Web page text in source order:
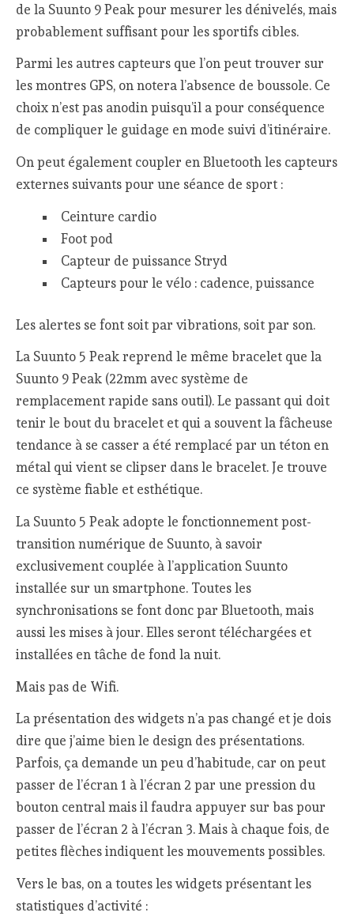
de la Suunto 9 Peak pour mesurer les dénivelés, mais
probablement suffisant pour les sportifs cibles.
Parmi les autres capteurs que l’on peut trouver sur
les montres GPS, on notera l’absence de boussole. Ce
choix n’est pas anodin puisqu’il a pour conséquence
de compliquer le guidage en mode suivi d’itinéraire.
On peut également coupler en Bluetooth les capteurs
externes suivants pour une séance de sport :
Ceinture cardio
Foot pod
Capteur de puissance Stryd
Capteurs pour le vélo : cadence, puissance
Les alertes se font soit par vibrations, soit par son.
La Suunto 5 Peak reprend le même bracelet que la
Suunto 9 Peak (22mm avec système de
remplacement rapide sans outil). Le passant qui doit
tenir le bout du bracelet et qui a souvent la fâcheuse
tendance à se casser a été remplacé par un téton en
métal qui vient se clipser dans le bracelet. Je trouve
ce système fiable et esthétique.
La Suunto 5 Peak adopte le fonctionnement post-
transition numérique de Suunto, à savoir
exclusivement couplée à l’application Suunto
installée sur un smartphone. Toutes les
synchronisations se font donc par Bluetooth, mais
aussi les mises à jour. Elles seront téléchargées et
installées en tâche de fond la nuit.
Mais pas de Wifi.
La présentation des widgets n’a pas changé et je dois
dire que j’aime bien le design des présentations.
Parfois, ça demande un peu d’habitude, car on peut
passer de l’écran 1 à l’écran 2 par une pression du
bouton central mais il faudra appuyer sur bas pour
passer de l’écran 2 à l’écran 3. Mais à chaque fois, de
petites flèches indiquent les mouvements possibles.
Vers le bas, on a toutes les widgets présentant les
statistiques d’activité :